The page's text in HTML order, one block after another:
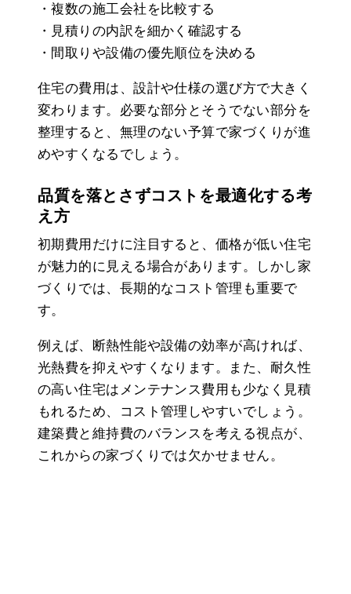
・複数の施工会社を比較する
・見積りの内訳を細かく確認する
・間取りや設備の優先順位を決める
住宅の費用は、設計や仕様の選び方で大きく
変わります。必要な部分とそうでない部分を
整理すると、無理のない予算で家づくりが進
めやすくなるでしょう。
品質を落とさずコストを最適化する考
え方
初期費用だけに注目すると、価格が低い住宅
が魅力的に見える場合があります。しかし家
づくりでは、長期的なコスト管理も重要で
す。
例えば、断熱性能や設備の効率が高ければ、
光熱費を抑えやすくなります。また、耐久性
の高い住宅はメンテナンス費用も少なく見積
もれるため、コスト管理しやすいでしょう。
建築費と維持費のバランスを考える視点が、
これからの家づくりでは欠かせません。